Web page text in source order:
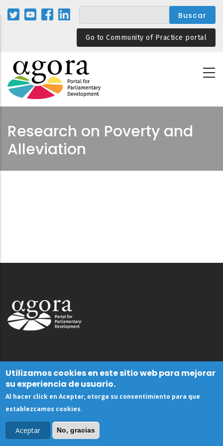
Pasar
Go to Community of Practice portal
Research on Poverty and
Alleviation
Utilizamos cookies en este sitio web para mejorar
su experiencia de usuario.
Al hacer click en Aceptar, otorga su consentimiento para que
establezcamos cookies.
Aceptar No, gracias